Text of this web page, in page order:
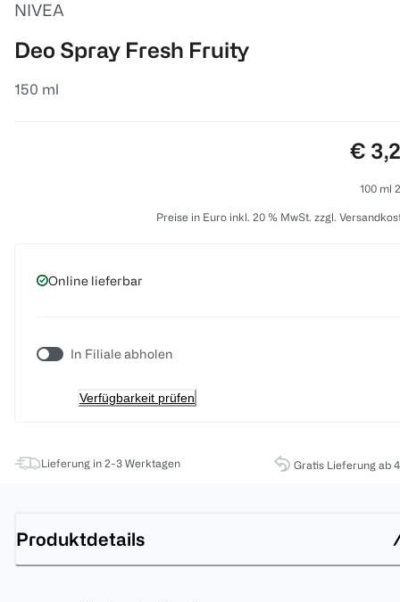
NIVEA
Deo Spray Fresh Fruity
150 ml
€
100 ml
Preise in Euro inkl. 20 % MwSt. zzgl.
Online lieferbar
In Filiale abholen
Verfügbarkeit prüfen
Lieferung in 2-3 Werktagen Gratis Lieferung ab
Produktdetails